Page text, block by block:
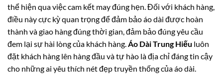
thể hiện qua việc cam kết may đúng hẹn. Đối với khách hàng,
điều này cực kỳ quan trọng để đảm bảo áo dài được hoàn
thành và giao hàng đúng thời gian, đảm bảo đúng yêu cầu
đem lại sự hài lòng của khách hàng.Áo Dài Trung Hiếu luôn
đặt khách hàng lên hàng đầu và tự hào là địa chỉ đáng tin cậy
cho những ai yêu thích nét đẹp truyền thống của áo dài.